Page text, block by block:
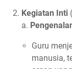
Kegiatan Inti
a.
Guru
manusia,